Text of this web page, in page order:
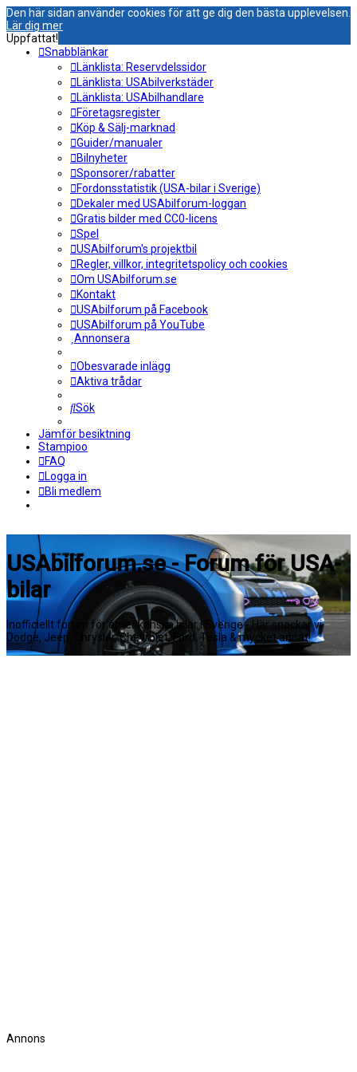
Den här sidan använder cookies för att ge dig den bästa upplevelsen.
Lär dig mer
Uppfattat!
Snabblänkar
Länklista: Reservdelssidor
Länklista: USAbilverkstäder
Länklista: USAbilhandlare
Företagsregister
Köp & Sälj-marknad
Guider/manualer
Bilnyheter
Sponsorer/rabatter
Fordonsstatistik (USA-bilar i Sverige)
Dekaler med USAbilforum-loggan
Gratis bilder med CC0-licens
Spel
USAbilforum's projektbil
Regler, villkor, integritetspolicy och cookies
Om USAbilforum.se
Kontakt
USAbilforum på Facebook
USAbilforum på YouTube
Annonsera
Obesvarade inlägg
Aktiva trådar
Sök
Jämför besiktning
Stampioo
FAQ
Logga in
Bli medlem
USAbilforum.se - Forum för USA-
bilar
Inofficiellt forum för amerikanska bilar i Sverige - Här snackar vi
Dodge, Jeep, Chrysler, Chevrolet, Ford, Tesla & mycket annat!
Annons